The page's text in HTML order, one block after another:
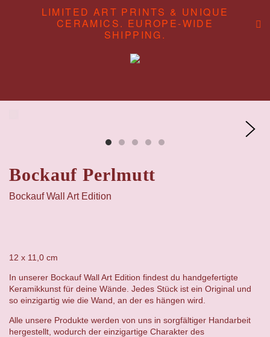
LIMITED ART PRINTS & UNIQUE
CERAMICS. EUROPE-WIDE
SHIPPING.
CONTENT STUDIO
Bockauf Perlmutt
Bockauf Wall Art Edition
12 x 11,0 cm
In unserer Bockauf Wall Art Edition findest du handgefertigte
Keramikkunst für deine Wände. Jedes Stück ist ein Original und
so einzigartig wie die Wand, an der es hängen wird.
Alle unsere Produkte werden von uns in sorgfältiger Handarbeit
hergestellt, wodurch der einzigartige Charakter des